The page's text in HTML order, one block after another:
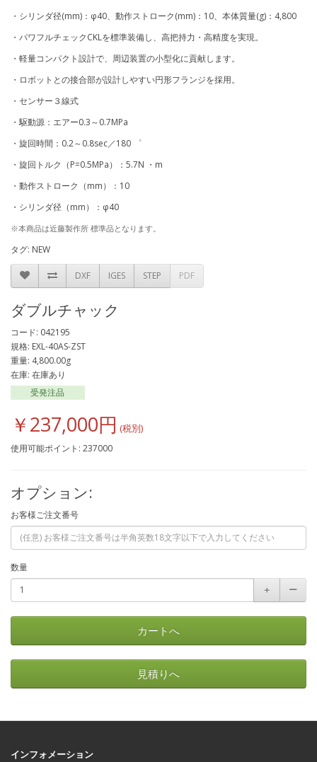
・シリンダ径(mm)：φ40、動作ストローク(mm)：10、本体質量(g)：4,800
・パワフルチェックCKLを標準装備し、高把持力・高精度を実現。
・軽量コンパクト設計で、周辺装置の小型化に貢献します。
・ロボットとの接合部が設計しやすい円形フランジを採用。
・センサー３線式
・駆動源：エアー0.3～0.7MPa
・旋回時間：0.2～0.8sec／180 ゜
・旋回トルク（P=0.5MPa）：5.7N ・m
・動作ストローク（mm）：10
・シリンダ径（mm）：φ40
※本商品は近藤製作所 標準品となります。
タグ: NEW
DXF IGES STEP PDF
ダブルチャック
コード: 042195
規格: EXL-40AS-ZST
重量: 4,800.00g
在庫: 在庫あり
受発注品
￥237,000円
使用可能ポイント: 237000
オプション:
お客様ご注文番号
数量
＋
ー
カートへ
見積りへ
インフォメーション